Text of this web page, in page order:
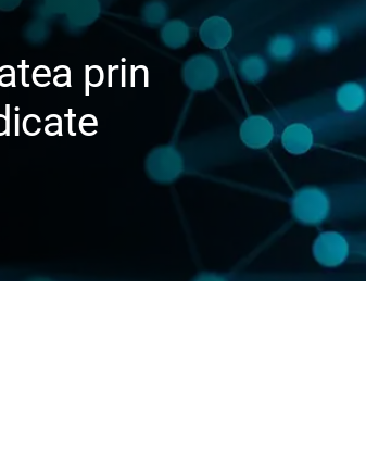
prin